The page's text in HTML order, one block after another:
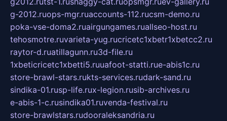
g-2012.ruops-mgr.ruaccounts-112.rucsm-demo.ru
poka-vse-doma2.ruairgungames.ruallseo-host.ru
tehosmotre.ruvarieta-yug.rucricetc1xbetr1xbetcc2.ru
raytor-d.ruatillagunn.ru3d-file.ru
1xbeticricetc1xbetti5.ruuafoot-statti.rue-abis1c.ru
store-brawl-stars.rukts-services.rudark-sand.ru
sindika-01.rusp-life.rux-legion.rusib-archives.ru
e-abis-1-c.rusindika01.ruvenda-festival.ru
store-brawlstars.rudooraleksandria.ru